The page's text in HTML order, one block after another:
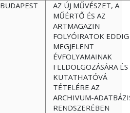
BUDAPEST
AZ ÚJ MŰVÉSZET, A
MŰÉRTŐ ÉS AZ
ARTMAGAZIN
FOLYÓIRATOK EDDIG
MEGJELENT
ÉVFOLYAMAINAK
FELDOLGOZÁSÁRA ÉS
KUTATHATÓVÁ
TÉTELÉRE AZ
ARCHIVUM-
RENDSZERÉBEN